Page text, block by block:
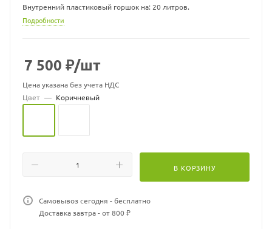
Внутренний пластиковый горшок на: 20 литров.
Подробности
7 500 ₽/шт
Цена указана без учета НДС
Цвет — Коричневый
В КОРЗИНУ
Самовывоз сегодня - бесплатно
Доставка завтра - от 800 ₽